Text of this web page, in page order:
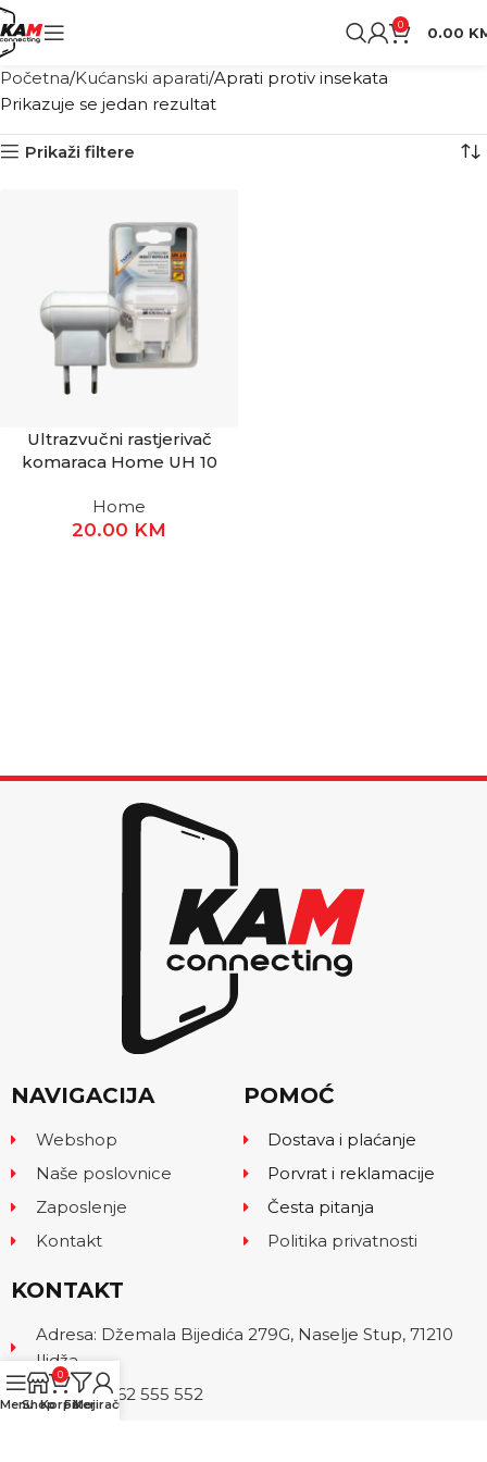
0 0.00
Početna Kućanski aparati Aprati protiv insekata
Prikazuje se jedan rezultat
Prikaži filtere
Ultrazvučni rastjerivač
komaraca Home UH 10
Home
20.00 KM
NAVIGACIJA
Webshop
Naše poslovnice
Zaposlenje
Kontakt
POMOĆ
Dostava i plaćanje
Porvrat i reklamacije
Česta pitanja
Politika privatnosti
KONTAKT
Adresa: Džemala Bijedića 279G, Naselje Stup, 71210
Ilidža
Telefon: 062 555 552
MenuShop
0
KorpaFilteri
Moj račun